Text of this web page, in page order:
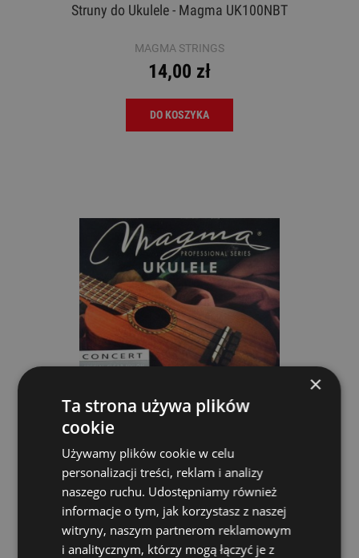
Struny do Ukulele - Magma UK100NBT
MAGMA STRINGS
14,00 zł
DO KOSZYKA
Struny do Ukulele - Magma UK110N
MAGMA STRINGS
14,00 zł
×
Ta strona używa plików
cookie
Używamy plików cookie w celu
personalizacji treści, reklam i analizy
naszego ruchu. Udostępniamy również
informacje o tym, jak korzystasz z naszej
witryny, naszym partnerom reklamowym
i analitycznym, którzy mogą łączyć je z